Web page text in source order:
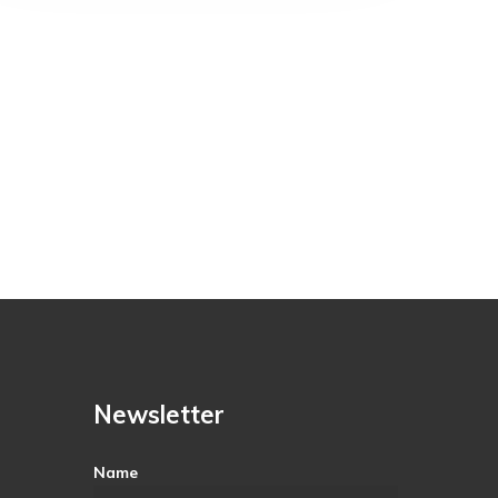
Newsletter
Name